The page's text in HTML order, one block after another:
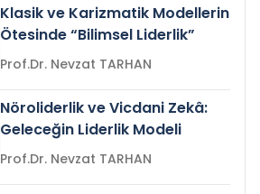
Klasik ve Karizmatik Modellerin
Ötesinde “Bilimsel Liderlik”
Prof.Dr. Nevzat TARHAN
Nöroliderlik ve Vicdani Zekâ:
Geleceğin Liderlik Modeli
Prof.Dr. Nevzat TARHAN